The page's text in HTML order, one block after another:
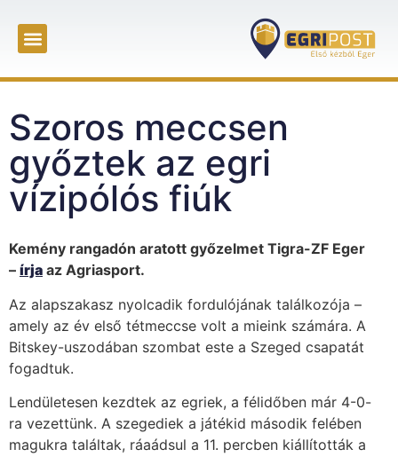
Szoros meccsen
győztek az egri
vízipólós fiúk
Kemény rangadón aratott győzelmet Tigra-ZF Eger
– írja az Agriasport.
Az alapszakasz nyolcadik fordulójának találkozója –
amely az év első tétmeccse volt a mieink számára. A
Bitskey-uszodában szombat este a Szeged csapatát
fogadtuk.
Lendületesen kezdtek az egriek, a félidőben már 4-0-
ra vezettünk. A szegediek a játékid második felében
magukra találtak, ráaádsul a 11. percben kiállították a